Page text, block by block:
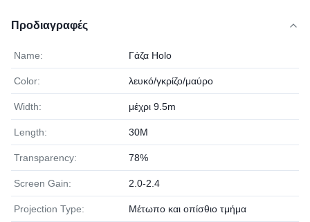
Προδιαγραφές
Name: Γάζα Holo
Color: λευκό/γκρίζο/μαύρο
Width: μέχρι 9.5m
Length: 30M
Transparency: 78%
Screen Gain: 2.0-2.4
Projection Type: Μέτωπο και οπίσθιο τμήμα